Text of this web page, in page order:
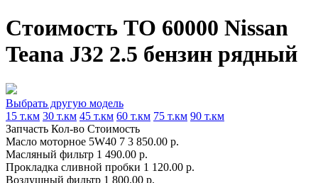
Стоимость ТО 60000 Nissan
Teana J32 2.5 бензин рядный
Выбрать другую модель
15 т.км 30 т.км 45 т.км 60 т.км 75 т.км 90 т.км
Запчасть Кол-во Стоимость
Масло моторное 5W40 7 3 850.00 р.
Масляный фильтр 1 490.00 р.
Прокладка сливной пробки 1 120.00 р.
Воздушный фильтр 1 800.00 р.